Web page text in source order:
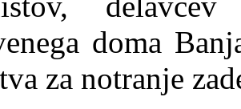
doma
za notranje